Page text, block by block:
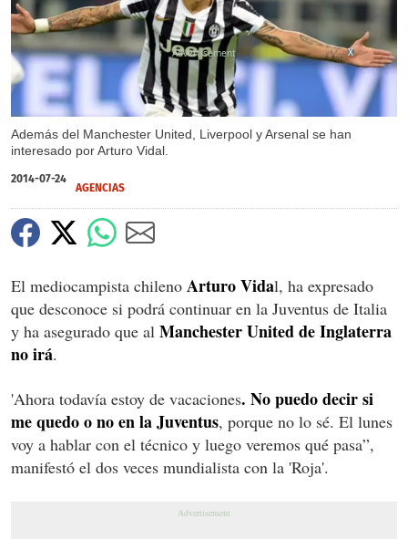
Además del Manchester United, Liverpool y Arsenal se han
interesado por Arturo Vidal.
X
2014-07-24
AGENCIAS
El mediocampista chileno Arturo Vidal, ha expresado
que desconoce si podrá continuar en la Juventus de Italia
y ha asegurado que al Manchester United de Inglaterra
no irá.
'Ahora todavía estoy de vacaciones. No puedo decir si
me quedo o no en la Juventus, porque no lo sé. El lunes
voy a hablar con el técnico y luego veremos qué pasa”,
manifestó el dos veces mundialista con la 'Roja'.